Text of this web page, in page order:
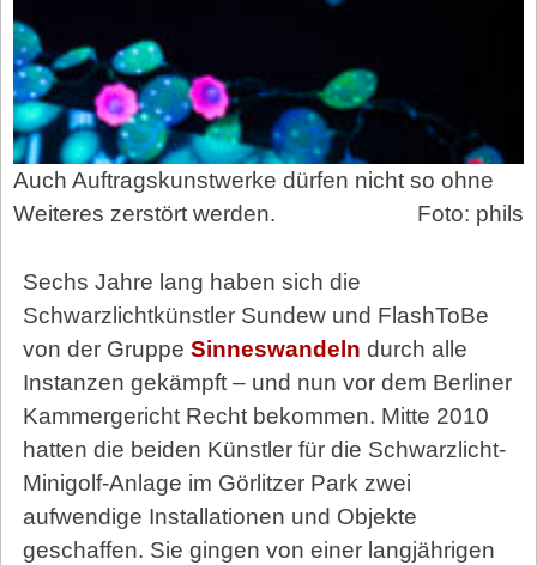
Auch Auftragskunstwerke dürfen nicht so ohne
Weiteres zerstört werden.
Foto: phils
Sechs Jahre lang haben sich die
Schwarzlichtkünstler Sundew und FlashToBe
von der Gruppe Sinneswandeln durch alle
Instanzen gekämpft – und nun vor dem Berliner
Kammergericht Recht bekommen. Mitte 2010
hatten die beiden Künstler für die Schwarzlicht-
Minigolf-Anlage im Görlitzer Park zwei
aufwendige Installationen und Objekte
geschaffen. Sie gingen von einer langjährigen